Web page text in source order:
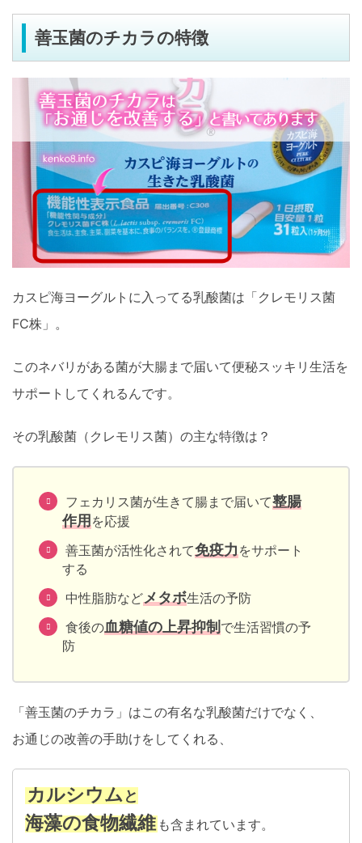
善玉菌のチカラの特徴
カスピ海ヨーグルトに入ってる乳酸菌は「クレモリス菌
FC株」。
このネバリがある菌が大腸まで届いて便秘スッキリ生活を
サポートしてくれるんです。
その乳酸菌（クレモリス菌）の主な特徴は？
フェカリス菌が生きて腸まで届いて整腸
作用を応援
善玉菌が活性化されて免疫力をサポート
する
中性脂肪などメタボ生活の予防
食後の血糖値の上昇抑制で生活習慣の予
防
「善玉菌のチカラ」はこの有名な乳酸菌だけでなく、
お通じの改善の手助けをしてくれる、
カルシウムと
海藻の食物繊維 も含まれています。